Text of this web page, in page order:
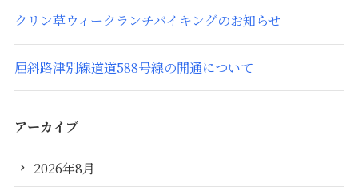
クリン草ウィークランチバイキングのお知らせ
屈斜路津別線道道588号線の開通について
アーカイブ
2026年8月